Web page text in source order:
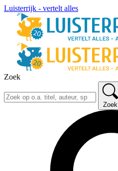
Luisterrijk - vertelt alles
Zoek
Zoek